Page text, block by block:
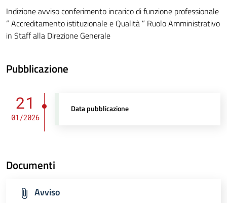
Indizione avviso conferimento incarico di funzione professionale
“ Accreditamento istituzionale e Qualità ” Ruolo Amministrativo
in Staff alla Direzione Generale
Pubblicazione
21
01/2026
Data pubblicazione
Documenti
Avviso